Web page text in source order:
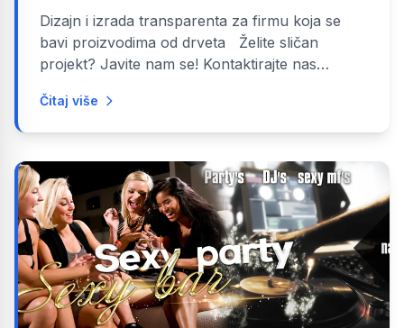
Dizajn i izrada transparenta za firmu koja se
bavi proizvodima od drveta Želite sličan
projekt? Javite nam se! Kontaktirajte nas
Čitaj više